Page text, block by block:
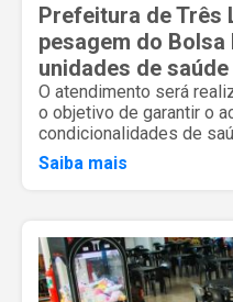
Prefeitura de Três
pesagem do
unidades de
O atendimento será
o objetivo de garantir o
condicionalidades de
Saiba mais